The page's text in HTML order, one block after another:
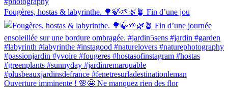
Fougères, hostas & labyrinthe. 🌳🍃🌱🌿🪴 Fin d’une jou
Ouverture imminente ! 🌸🤩 Ne manquez rien des flor